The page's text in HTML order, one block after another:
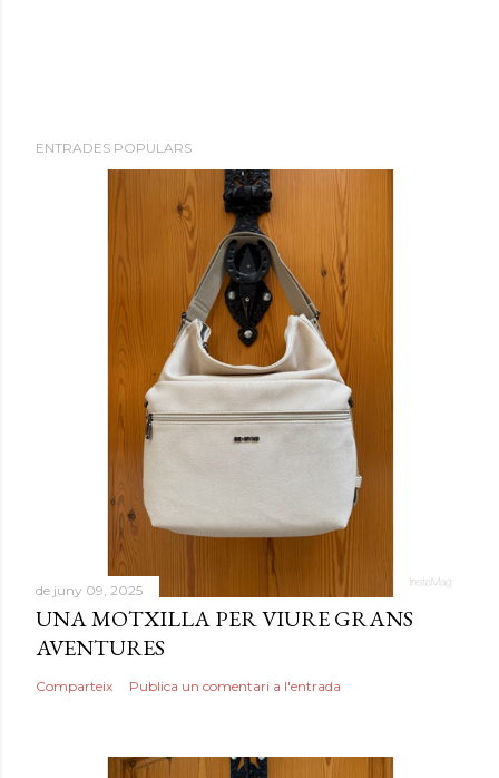
ENTRADES POPULARS
de juny 09, 2025
UNA MOTXILLA PER VIURE GRANS
AVENTURES
Comparteix Publica un comentari a l'entrada